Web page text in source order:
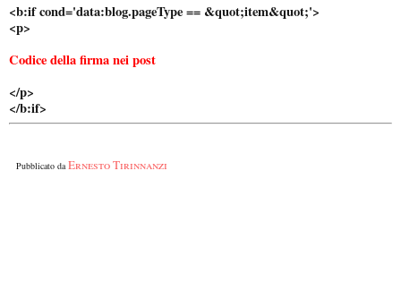
<b:if cond='data:blog.pageType == &quot;item&quot;'>
<p>
Codice della firma nei post
</p>
</b:if>
Pubblicato daErnesto Tirinnanzi